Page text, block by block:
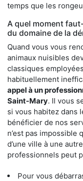
temps que les
A quel moment
du domaine de la
Quand vous vous
animaux nuisibles
classiques
habituellement
appel à un
Saint-Mary. Il vous
si vous habitez dans
bénéficier de nos
n’est pas impossible
d’une ville à une
professionnels peut
Pour vous